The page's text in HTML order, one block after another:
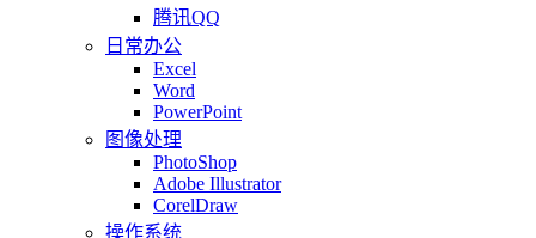
腾讯QQ
日常办公
Excel
Word
PowerPoint
图像处理
PhotoShop
Adobe Illustrator
CorelDraw
操作系统